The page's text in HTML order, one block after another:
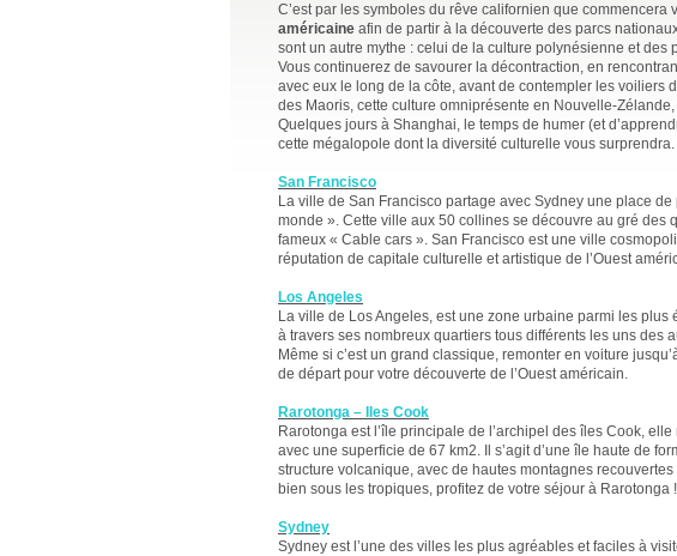
C’est par les symboles du rêve californien que
américaine afin de partir à la découverte des parcs
sont un autre mythe : celui de la culture polynésienne et des
Vous continuerez de savourer la décontraction, en
avec eux le long de la côte, avant de contempler les voiliers
des Maoris, cette culture omniprésente en Nouvelle-
Quelques jours à Shanghai, le temps de humer (et
cette mégalopole dont la diversité culturelle vous surprendra.
San Francisco
La ville de San Francisco partage avec Sydney une place
monde ». Cette ville aux 50 collines se découvre au gré des
fameux « Cable cars ». San Francisco est une ville
réputation de capitale culturelle et artistique de l’Ouest
Los Angeles
La ville de Los Angeles, est une zone urbaine parmi les
à travers ses nombreux quartiers tous différents les uns des
Même si c’est un grand classique, remonter en voiture
de départ pour votre découverte de l’Ouest américain.
Rarotonga – Iles Cook
Rarotonga est l’île principale de l’archipel des îles Cook,
avec une superficie de 67 km2. Il s’agit d’une île haute de
structure volcanique, avec de hautes montagnes
bien sous les tropiques, profitez de votre séjour à Rarotonga !
Sydney
Sydney est l’une des villes les plus agréables et faciles à